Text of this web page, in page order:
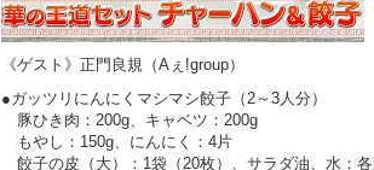
《ゲスト》正門良規（Aぇ!group）
●ガッツリにんにくマシマシ餃子（2～3人分）
豚ひき肉：200g、キャベツ：200g
もやし：150g、にんにく：4片
餃子の皮（大）：1袋（20枚）、サラダ油、水：